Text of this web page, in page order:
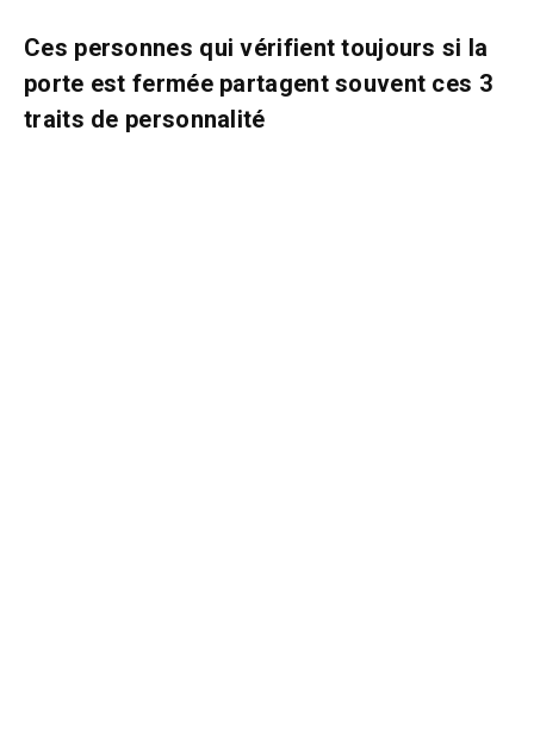
Ces personnes qui vérifient toujours si la
porte est fermée partagent souvent ces 3
traits de personnalité